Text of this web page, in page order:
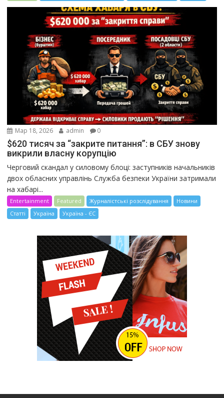
Мар 18, 2026 admin 0
$620 тисяч за “закрите питання”: в СБУ знову
викрили власну корупцію
Черговий скандал у силовому блоці: заступників начальників
двох обласних управлінь Служба безпеки України затримали
на хабарі...
Entertainment Featured Журналістські розслідування
Новини
Статті
Україна Україна - ЄС